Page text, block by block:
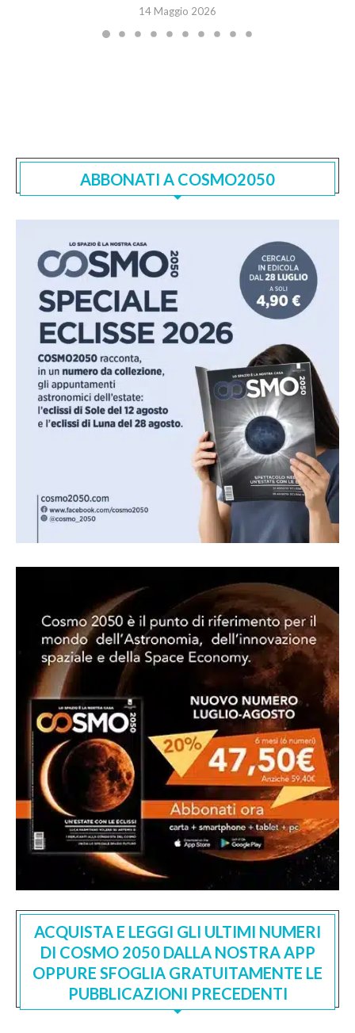
14 Maggio 2026
ABBONATI A COSMO2050
ACQUISTA E LEGGI GLI ULTIMI NUMERI
DI COSMO 2050 DALLA NOSTRA APP
OPPURE SFOGLIA GRATUITAMENTE LE
PUBBLICAZIONI PRECEDENTI